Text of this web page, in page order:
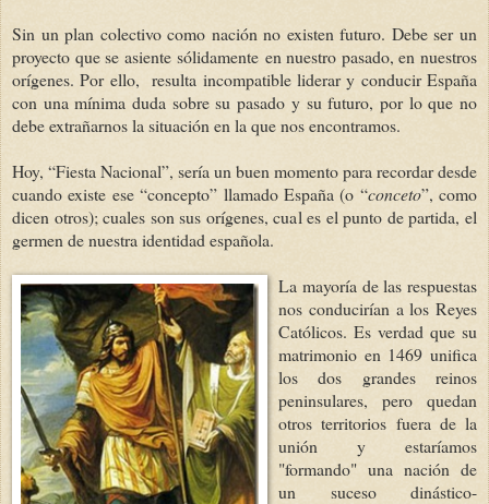
Sin un plan colectivo como nación no existen futuro. Debe ser un
proyecto que se asiente sólidamente en nuestro pasado, en nuestros
orígenes. Por ello, resulta incompatible liderar y conducir España
con una mínima duda sobre su pasado y su futuro, por lo que no
debe extrañarnos la situación en la que nos encontramos.
Hoy, “Fiesta Nacional”, sería un buen momento para recordar desde
cuando existe ese “concepto” llamado España (o “conceto”, como
dicen otros); cuales son sus orígenes, cual es el punto de partida, el
germen de nuestra identidad española.
La mayoría de las respuestas
nos conducirían a los Reyes
Católicos. Es verdad que su
matrimonio en 1469 unifica
los dos grandes reinos
peninsulares, pero quedan
otros territorios fuera de la
unión y estaríamos
"formando" una nación de
un suceso dinástico-